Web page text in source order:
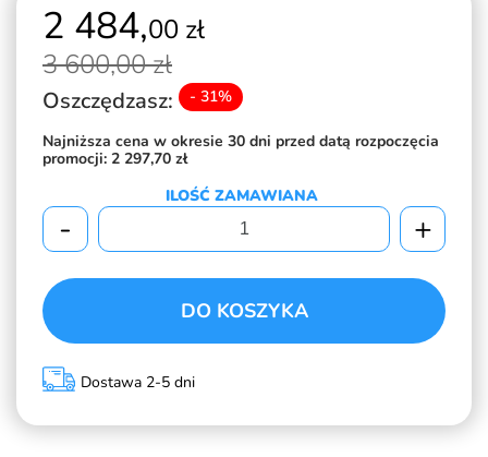
2 484,00 zł
3 600,00 zł
Oszczędzasz: - 31%
Najniższa cena w okresie 30 dni przed datą rozpoczęcia
promocji: 2 297,70 zł
ILOŚĆ ZAMAWIANA
- +
DO KOSZYKA
Dostawa 2-5 dni